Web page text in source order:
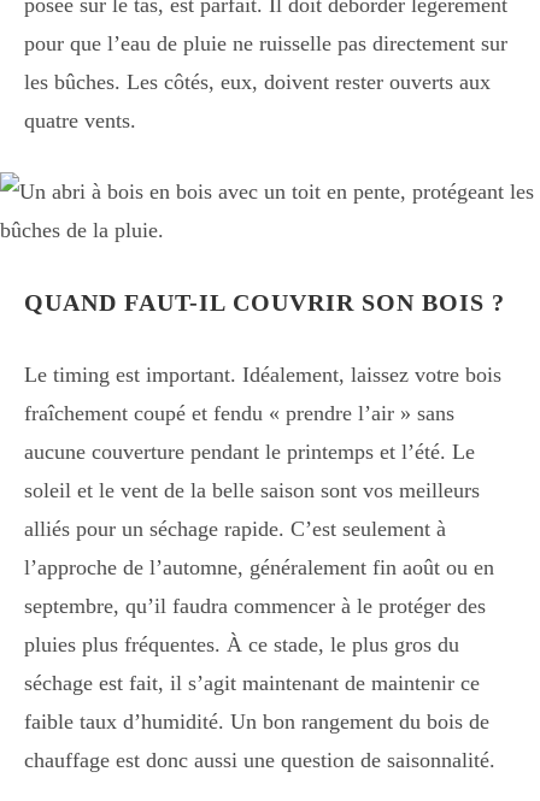
pour que l’eau de pluie ne ruisselle pas directement sur
les bûches. Les côtés, eux, doivent rester ouverts aux
quatre vents.
QUAND FAUT-IL COUVRIR SON BOIS ?
Le timing est important. Idéalement, laissez votre bois
fraîchement coupé et fendu « prendre l’air » sans
aucune couverture pendant le printemps et l’été. Le
soleil et le vent de la belle saison sont vos meilleurs
alliés pour un séchage rapide. C’est seulement à
l’approche de l’automne, généralement fin août ou en
septembre, qu’il faudra commencer à le protéger des
pluies plus fréquentes. À ce stade, le plus gros du
séchage est fait, il s’agit maintenant de maintenir ce
faible taux d’humidité. Un bon rangement du bois de
chauffage est donc aussi une question de saisonnalité.